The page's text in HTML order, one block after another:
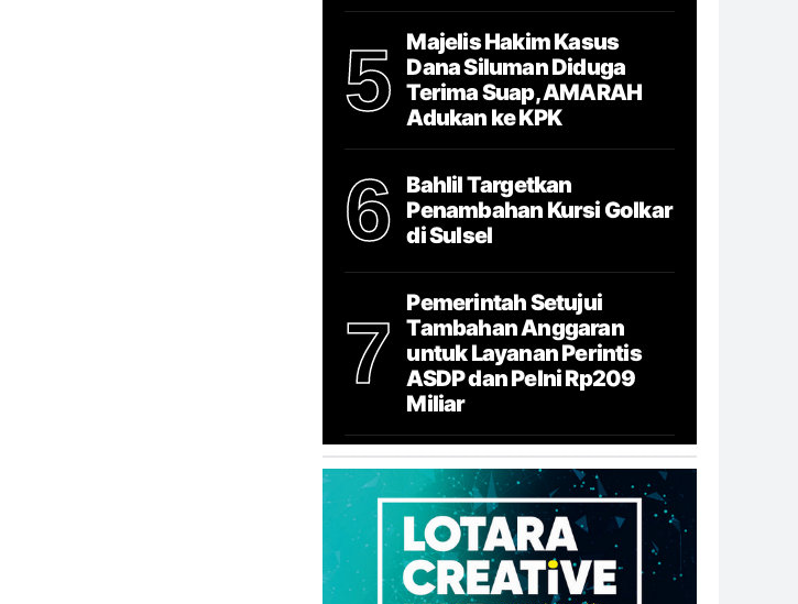
5
Majelis Hakim Kasus
Dana Siluman Diduga
Terima Suap, AMARAH
Adukan ke KPK
6
Bahlil Targetkan
Penambahan Kursi Golkar
di Sulsel
7
Pemerintah Setujui
Tambahan Anggaran
untuk Layanan Perintis
ASDP dan Pelni Rp209
Miliar